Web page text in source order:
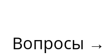
Вопросы →